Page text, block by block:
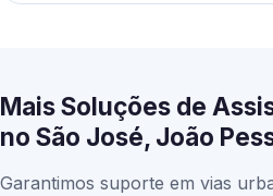
Mais Soluções de
no São José, João
Garantimos suporte em vias